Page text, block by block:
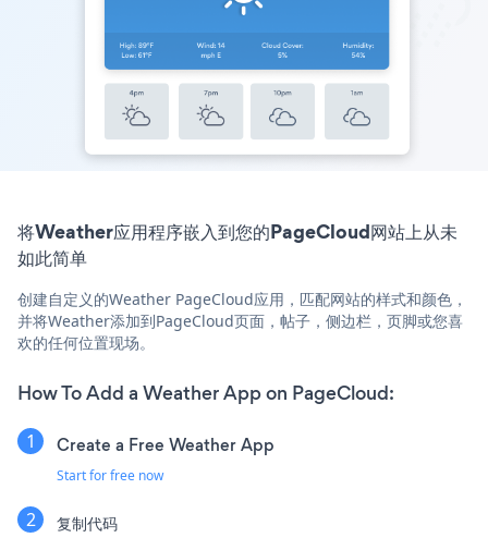
将Weather应用程序嵌入到您的PageCloud网站上从未
如此简单
创建自定义的Weather PageCloud应用，匹配网站的样式和颜色，
并将Weather添加到PageCloud页面，帖子，侧边栏，页脚或您喜
欢的任何位置现场。
How To Add a Weather App on PageCloud:
Create a Free Weather App
Start for free now
复制代码